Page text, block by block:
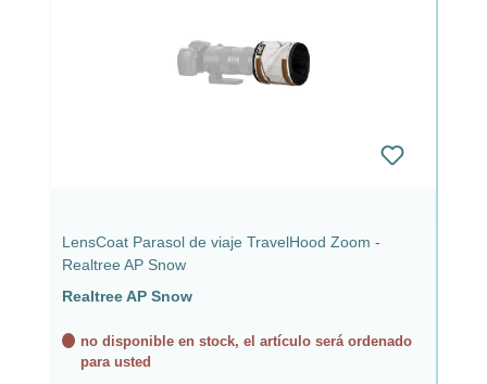
LensCoat Parasol de viaje TravelHood Zoom -
Realtree AP Snow
Realtree AP Snow
no disponible en stock, el artículo será ordenado
para usted